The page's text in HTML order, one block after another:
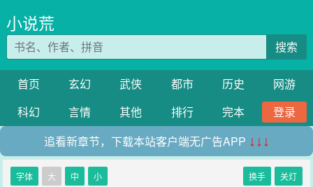
小说荒
搜索
首页 玄幻 武侠 都市 历史
网游
科幻
言情 其他 排行 完本
登录
追看新章节，下载本站客户端无广告APP ↓↓↓
字体 大 中 小 换手 关灯